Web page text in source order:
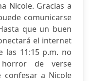
Nicole. Gracias a
comunicarse
que un buen
el internet
las 11:15 p.m. no
de verse
confesar a Nicole